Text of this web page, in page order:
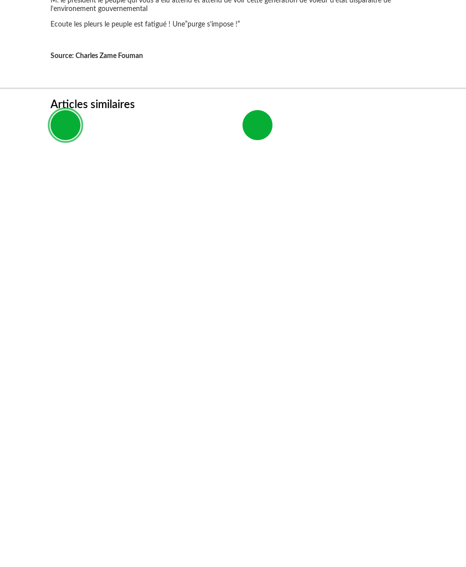
l’environement gouvernemental
Ecoute les pleurs le peuple est fatigué ! Une”purge s’impose !”
Source: Charles Zame Fouman
Articles similaires